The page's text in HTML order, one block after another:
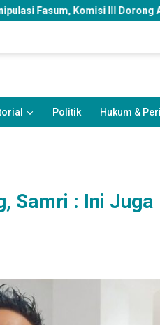
Audit Massal dan
Politik Hukum &
Samri : Ini Juga